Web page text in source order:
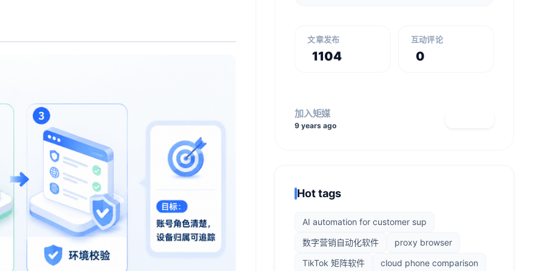
文章发布
1104
互动评论
0
加入矩媒
9 years ago
Hot tags
AI automation for customer sup
数字营销自动化软件
proxy browser
TikTok 矩阵软件
cloud phone comparison